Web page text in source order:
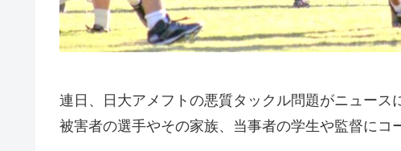
連日、日大アメフトの悪質タックル問題がニュース
被害者の選手やその家族、当事者の学生や監督にコ